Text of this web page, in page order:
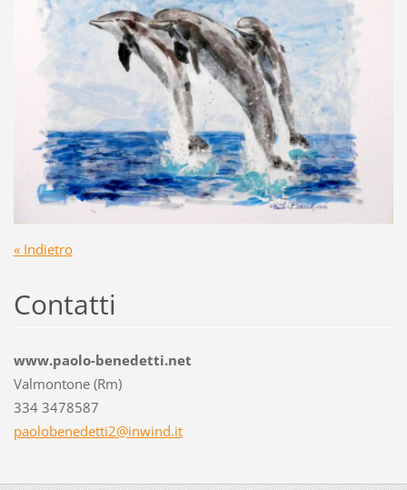
« Indietro
Contatti
www.paolo-benedetti.net
Valmontone (Rm)
334 3478587
paolobenedetti2@inwind.it